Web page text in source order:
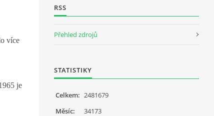
více
je
RSS
Přehled zdrojů
STATISTIKY
Celkem: 2481679
Měsíc:
34173